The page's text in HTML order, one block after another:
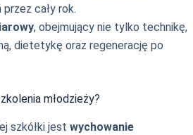
cały rok.
, obejmujący nie tylko technikę,
dietetykę oraz regenerację po
młodzieży?
szkółki jest wychowanie